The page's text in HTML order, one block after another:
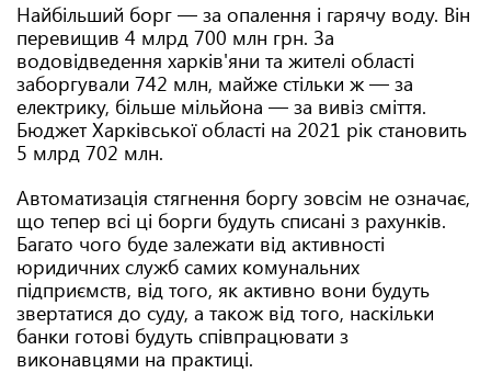
Найбільший борг — за опалення і гарячу воду. Він
перевищив 4 млрд 700 млн грн. За
водовідведення харків'яни та жителі області
заборгували 742 млн, майже стільки ж — за
електрику, більше мільйона — за вивіз сміття.
Бюджет Харківської області на 2021 рік становить
5 млрд 702 млн.
Автоматизація стягнення боргу зовсім не означає,
що тепер всі ці борги будуть списані з рахунків.
Багато чого буде залежати від активності
юридичних служб самих комунальних
підприємств, від того, як активно вони будуть
звертатися до суду, а також від того, наскільки
банки готові будуть співпрацювати з
виконавцями на практиці.